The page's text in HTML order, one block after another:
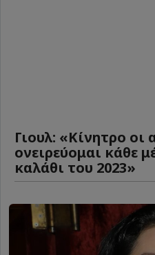
Γιουλ: «Κίνητρο οι
ονειρεύομαι κάθε
καλάθι του 2023»